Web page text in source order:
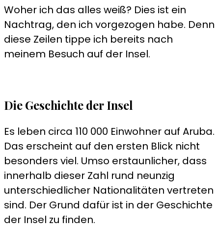
Woher ich das alles weiß? Dies ist ein
Nachtrag, den ich vorgezogen habe. Denn
diese Zeilen tippe ich bereits nach
meinem Besuch auf der Insel.
Die Geschichte der Insel
Es leben circa 110 000 Einwohner auf Aruba.
Das erscheint auf den ersten Blick nicht
besonders viel. Umso erstaunlicher, dass
innerhalb dieser Zahl rund neunzig
unterschiedlicher Nationalitäten vertreten
sind. Der Grund dafür ist in der Geschichte
der Insel zu finden.